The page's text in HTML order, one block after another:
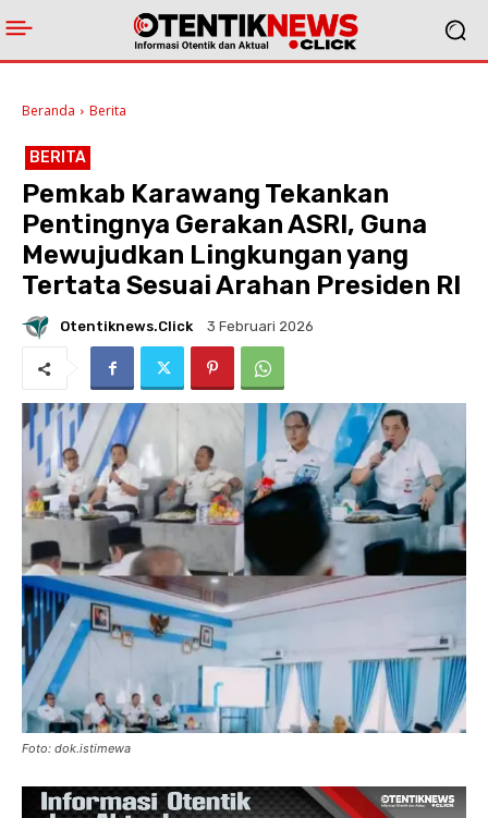
Beranda Berita
BERITA
Pemkab Karawang Tekankan
Pentingnya Gerakan ASRI, Guna
Mewujudkan Lingkungan yang
Tertata Sesuai Arahan Presiden RI
Otentiknews.click 3 Februari 2026
Foto: dok.istimewa